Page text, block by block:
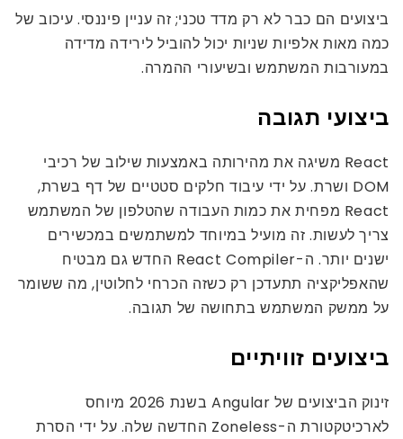
ביצועים הם כבר לא רק מדד טכני; זה עניין פיננסי. עיכוב של
כמה מאות אלפיות שניות יכול להוביל לירידה מדידה
במעורבות המשתמש ובשיעורי ההמרה.
ביצועי תגובה
React משיגה את מהירותה באמצעות שילוב של רכיבי
DOM ושרת. על ידי עיבוד חלקים סטטיים של דף בשרת,
React מפחית את כמות העבודה שהטלפון של המשתמש
צריך לעשות. זה מועיל במיוחד למשתמשים במכשירים
ישנים יותר. ה-React Compiler החדש גם מבטיח
שהאפליקציה תתעדכן רק כשזה הכרחי לחלוטין, מה ששומר
על ממשק המשתמש בתחושה של תגובה.
ביצועים זוויתיים
זינוק הביצועים של Angular בשנת 2026 מיוחס
לארכיטקטורת ה-Zoneless החדשה שלה. על ידי הסרת